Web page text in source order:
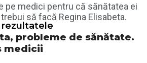
pe medici pentru că sănătatea ei
să facă Regina Elisabeta.
probleme de sănătate.
medicii